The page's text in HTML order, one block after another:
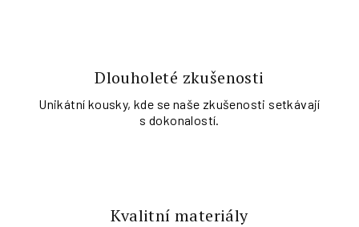
Dlouholeté zkušenosti
Unikátní kousky, kde se naše zkušenosti setkávají
s dokonalostí.
Kvalitní materiály